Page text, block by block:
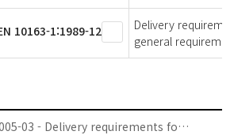
10163-1:1989-12
Delivery
general
DIN EN 10163-3:2005-03 - Delivery requirements for surface condition of hot-rolled steel plates, wide flats and sections - Part 3: Sections